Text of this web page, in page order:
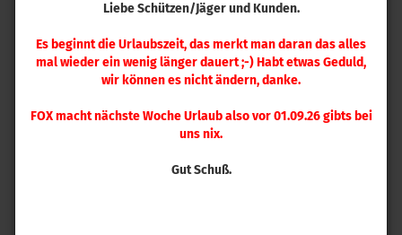
Liebe Schützen/Jäger und Kunden.
Es beginnt die Urlaubszeit, das merkt man daran das alles
mal wieder ein wenig länger dauert ;-) Habt etwas Geduld,
wir können es nicht ändern, danke.
FOX macht nächste Woche Urlaub also vor 01.09.26 gibts bei
uns nix.
Gut Schuß.